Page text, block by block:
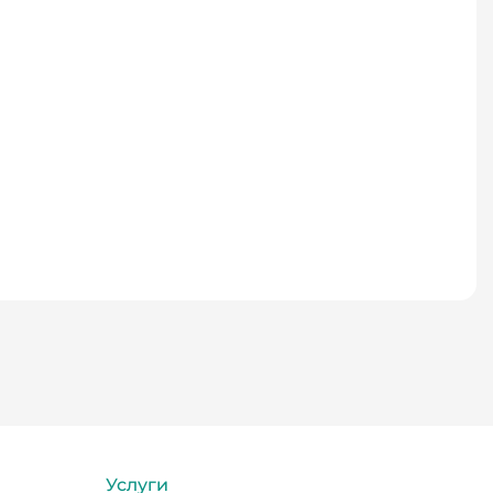
Услуги